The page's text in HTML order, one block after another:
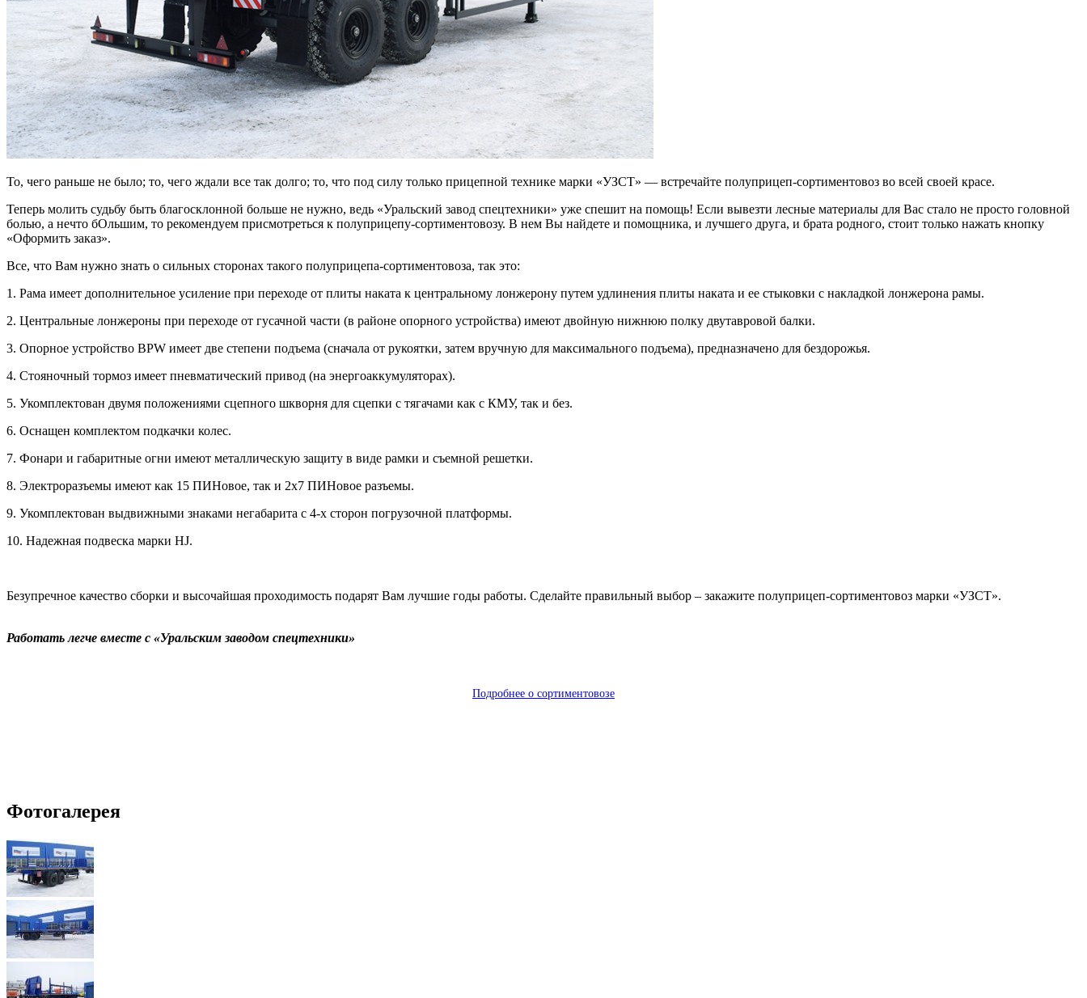
То, чего раньше не было; то, чего ждали все так долго; то, что под силу только прицепной технике марки «УЗСТ» — встречайте полуприцеп-сортиментовоз во всей своей красе.
Теперь молить судьбу быть благосклонной больше не нужно, ведь «Уральский завод спецтехники» уже спешит на помощь! Если вывезти лесные материалы для Вас стало не просто головной
болью, а нечто бОльшим, то рекомендуем присмотреться к полуприцепу-сортиментовозу. В нем Вы найдете и помощника, и лучшего друга, и брата родного, стоит только нажать кнопку
«Оформить заказ».
Все, что Вам нужно знать о сильных сторонах такого полуприцепа-сортиментовоза, так это:
1. Рама имеет дополнительное усиление при переходе от плиты наката к центральному лонжерону путем удлинения плиты наката и ее стыковки с накладкой лонжерона рамы.
2. Центральные лонжероны при переходе от гусачной части (в районе опорного устройства) имеют двойную нижнюю полку двутавровой балки.
3. Опорное устройство BPW имеет две степени подъема (сначала от рукоятки, затем вручную для максимального подъема), предназначено для бездорожья.
4. Стояночный тормоз имеет пневматический привод (на энергоаккумуляторах).
5. Укомплектован двумя положениями сцепного шкворня для сцепки с тягачами как с КМУ, так и без.
6. Оснащен комплектом подкачки колес.
7. Фонари и габаритные огни имеют металлическую защиту в виде рамки и съемной решетки.
8. Электроразъемы имеют как 15 ПИНовое, так и 2x7 ПИНовое разъемы.
9. Укомплектован выдвижными знаками негабарита с 4-х сторон погрузочной платформы.
10. Надежная подвеска марки HJ.
Безупречное качество сборки и высочайшая проходимость подарят Вам лучшие годы работы. Сделайте правильный выбор – закажите полуприцеп-сортиментовоз марки «УЗСТ».
Работать легче вместе с «Уральским заводом спецтехники»
Подробнее о сортиментовозе
Фотогалерея